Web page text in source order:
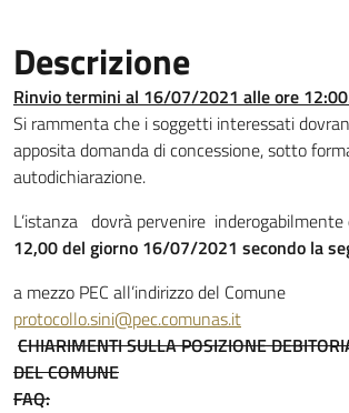
Descrizione
Rinvio termini al 16/07/2021 alle ore
Si rammenta che i soggetti interessati
apposita domanda di concessione, sotto
autodichiarazione.
L’istanza dovrà pervenire inderogabilmente
12,00 del giorno 16/07/2021 secondo la
a mezzo PEC all’indirizzo del Comune
protocollo.sini@pec.comunas.it
CHIARIMENTI SULLA POSIZIONE
DEL COMUNE
FAQ: